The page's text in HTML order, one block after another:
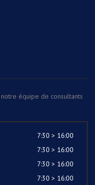
équipe de consultants
7:30 > 16:00
7:30 > 16:00
7:30 > 16:00
7:30 > 16:00